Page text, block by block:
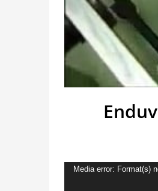
Video
Media error: Format(s)